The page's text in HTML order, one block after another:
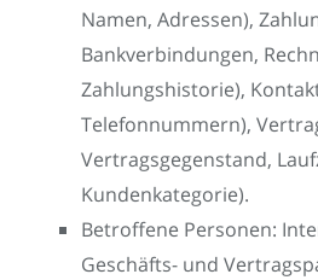
Namen, Adressen),
Bankverbindungen,
Zahlungshistorie),
Telefonnummern),
Vertragsgegenstand,
Kundenkategorie).
Betroffene Personen:
Geschäfts- und